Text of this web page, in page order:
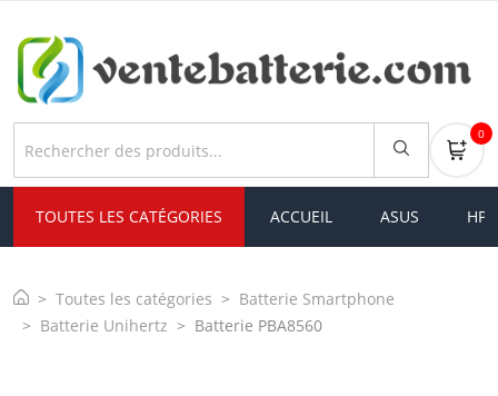
0
TOUTES LES CATÉGORIES ACCUEIL ASUS HP
Toutes les catégories
Batterie Smartphone
Batterie Unihertz
Batterie PBA8560